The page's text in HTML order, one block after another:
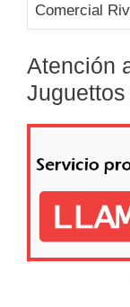
Comercial
Atención